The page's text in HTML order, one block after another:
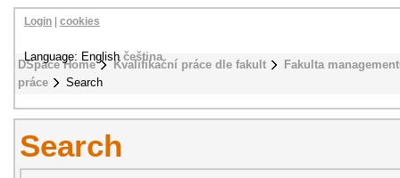
DSpace Home Kvalifikační práce dle fakult
Fakulta
práce
Search
Login cookies
Language: Englishčeština
Search